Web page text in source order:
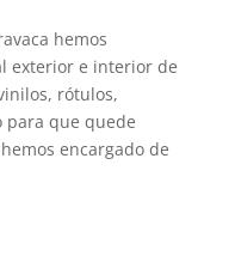
hemos
exterior e interior de
rótulos,
para que quede
encargado de